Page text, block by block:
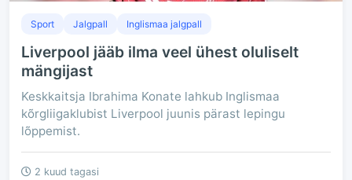
Sport Jalgpall Inglismaa jalgpall
Liverpool jääb ilma veel ühest oluliselt
mängijast
Keskkaitsja Ibrahima Konate lahkub Inglismaa
kõrgliigaklubist Liverpool juunis pärast lepingu
lõppemist.
2 kuud tagasi